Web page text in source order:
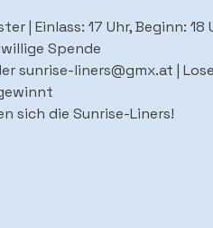
| Einlass: 17 Uhr, Beginn: 18
Spende
sunrise-liners@gmx.at |
sich die Sunrise-Liners!